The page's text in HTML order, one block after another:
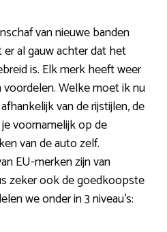
van nieuwe banden
al gauw achter dat het
is. Elk merk heeft weer
Welke moet ik nu
van de rijstijlen, de
voornamelijk op de
van de auto zelf.
EU-merken zijn van
zeker ook de goedkoopste
we onder in 3 niveau’s: